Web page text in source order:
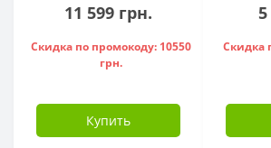
11 599 грн.
Скидка по промокоду: 10550
грн.
Купить
Скидка